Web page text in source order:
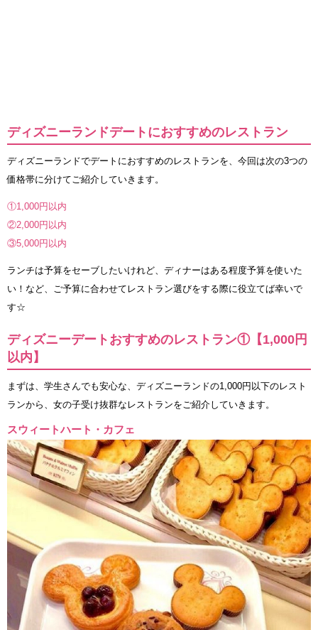
ディズニーランドデートにおすすめのレストラン
ディズニーランドでデートにおすすめのレストランを、今回は次の3つの
価格帯に分けてご紹介していきます。
①1,000円以内
②2,000円以内
③5,000円以内
ランチは予算をセーブしたいけれど、ディナーはある程度予算を使いた
い！など、ご予算に合わせてレストラン選びをする際に役立てば幸いで
す☆
ディズニーデートおすすめのレストラン①【1,000円
以内】
まずは、学生さんでも安心な、ディズニーランドの1,000円以下のレスト
ランから、女の子受け抜群なレストランをご紹介していきます。
スウィートハート・カフェ